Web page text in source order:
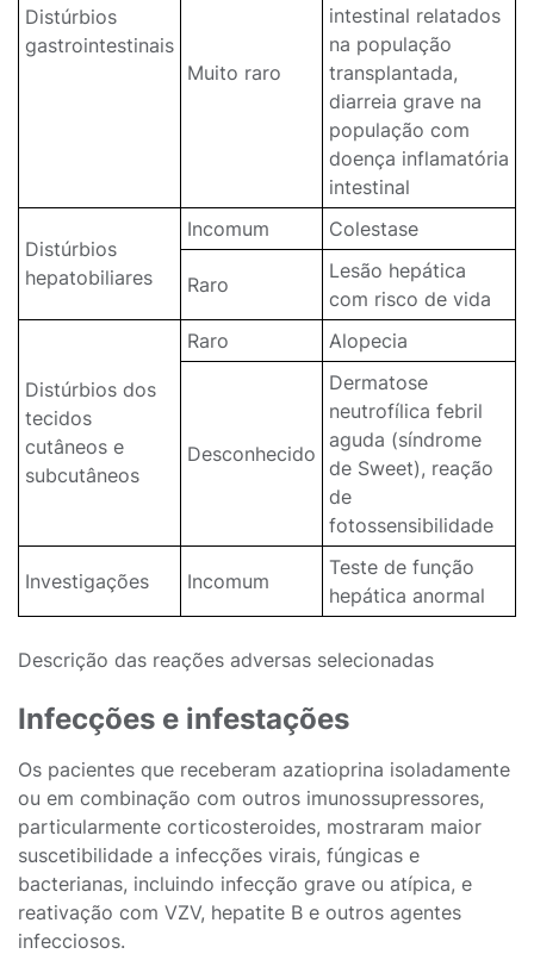
Distúrbios
gastrointestinais
Muito raro
intestinal relatados
na população
transplantada,
diarreia grave na
população com
doença inflamatória
intestinal
Distúrbios
hepatobiliares
Incomum Colestase
Raro
Lesão hepática
com risco de vida
Distúrbios dos
tecidos
cutâneos e
subcutâneos
Raro Alopecia
Desconhecido
Dermatose
neutrofílica febril
aguda (síndrome
de Sweet), reação
de
fotossensibilidade
Investigações Incomum
Teste de função
hepática anormal
Descrição das reações adversas selecionadas
Infecções e infestações
Os pacientes que receberam azatioprina isoladamente
ou em combinação com outros imunossupressores,
particularmente corticosteroides, mostraram maior
suscetibilidade a infecções virais, fúngicas e
bacterianas, incluindo infecção grave ou atípica, e
reativação com VZV, hepatite B e outros agentes
infecciosos.